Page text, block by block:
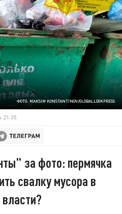
ФОТО: MAKSIM KONSTANTINOV/GLOBALLOOKPRESS
21:35
за фото: пермячка
свалку мусора в